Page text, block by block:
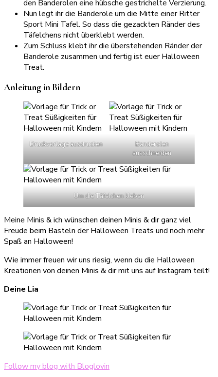
den Banderolen eine hübsche gestrichelte Verzierung.
Nun legt ihr die Banderole um die Mitte einer Ritter
Sport Mini Tafel. So dass die gezackten Ränder des
Täfelchens nicht überklebt werden.
Zum Schluss klebt ihr die überstehenden Ränder der
Banderole zusammen und fertig ist euer Halloween
Treat.
Anleitung in Bildern
Druckvorlage ausdrucken
Banderolen
ausschneiden
Um die Täfelchen kleben
Meine Minis & ich wünschen deinen Minis & dir ganz viel
Freude beim Basteln der Halloween Treats und noch mehr
Spaß an Halloween!
Wie immer freuen wir uns riesig, wenn du die Halloween
Kreationen von deinen Minis & dir mit uns auf Instagram teilt!
Deine Lia
Follow my blog with Bloglovin